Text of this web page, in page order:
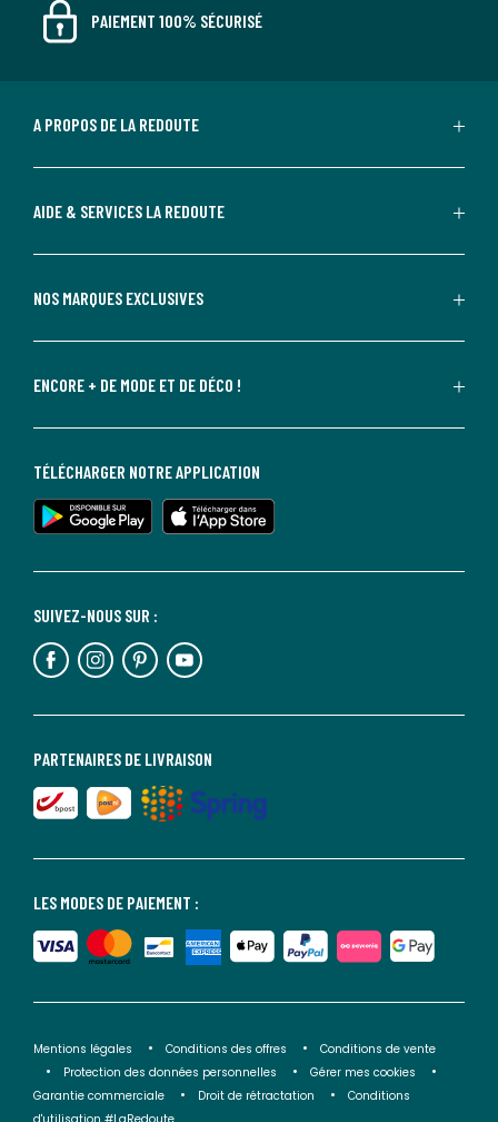
PAIEMENT 100% SÉCURISÉ
A PROPOS DE LA REDOUTE
AIDE & SERVICES LA REDOUTE
NOS MARQUES EXCLUSIVES
ENCORE + DE MODE ET DE DÉCO !
LES MODES DE PAIEMENT :
PARTENAIRES DE LIVRAISON
SUIVEZ-NOUS SUR :
TÉLÉCHARGER NOTRE APPLICATION
Mentions légales Conditions des offres
Conditions de vente
Protection des données personnelles
Gérer mes cookies
Garantie commerciale
Droit de rétractation
Conditions